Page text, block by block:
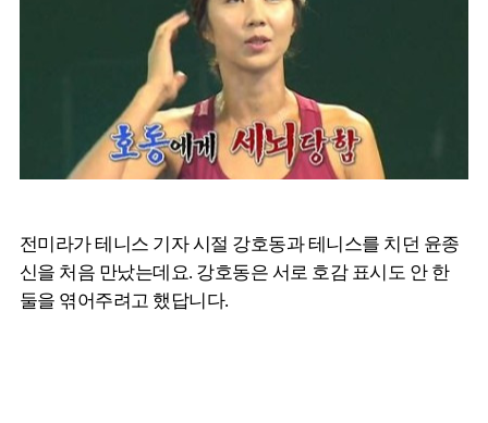
전미라가 테니스 기자 시절 강호동과 테니스를 치던 윤종
신을 처음 만났는데요. 강호동은 서로 호감 표시도 안 한
둘을 엮어주려고 했답니다.